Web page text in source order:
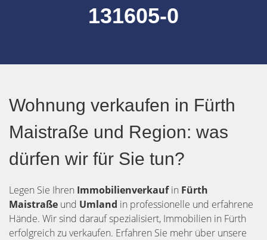
131605-0
Wohnung verkaufen in Fürth
Maistraße und Region: was
dürfen wir für Sie tun?
Legen Sie Ihren Immobilienverkaufin Fürth
Maistraße und Umland in professionelle und erfahrene
Hände. Wir sind darauf spezialisiert, Immobilien in Fürth
erfolgreich zu verkaufen. Erfahren Sie mehr über unsere